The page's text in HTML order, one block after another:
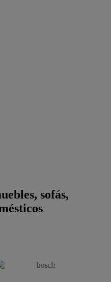
sofás,